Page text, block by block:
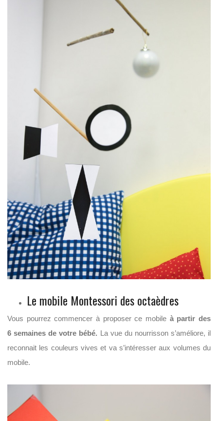
Le mobile Montessori des octaèdres
Vous pourrez commencer à proposer ce mobile à partir des
6 semaines de votre bébé. La vue du nourrisson s’améliore, il
reconnait les couleurs vives et va s’intéresser aux volumes du
mobile.